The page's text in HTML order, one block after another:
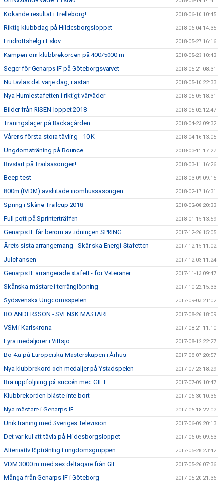
Kokande resultat i Trelleborg! 2018-06-10 10:45
Riktig klubbdag på Hildesborgsloppet 2018-06-04 14:35
Friidrottshelg i Eslöv 2018-05-27 16:16
Kampen om klubbrekorden på 400/5000 m 2018-05-23 10:43
Seger för Genarps IF på Göteborgsvarvet 2018-05-21 08:31
Nu tävlas det varje dag, nästan... 2018-05-10 22:33
Nya Humlestafetten i riktigt vårväder 2018-05-05 18:31
Bilder från RISEN-loppet 2018 2018-05-02 12:47
Träningsläger på Backagården 2018-04-23 09:32
Vårens första stora tävling - 10 K 2018-04-16 13:05
Ungdomsträning på Bounce 2018-03-11 17:27
Rivstart på Trailsäsongen! 2018-03-11 16:26
Beep-test 2018-03-09 09:15
800m (IVDM) avslutade inomhussäsongen 2018-02-17 16:31
Spring i Skåne Trailcup 2018 2018-02-08 20:33
Full pott på Sprinterträffen 2018-01-15 13:59
Genarps IF får beröm av tidningen SPRING 2017-12-26 15:05
Årets sista arrangemang - Skånska Energi-Stafetten 2017-12-15 11:02
Julchansen 2017-12-03 11:24
Genarps IF arrangerade stafett - för Veteraner 2017-11-13 09:47
Skånska mästare i terränglöpning 2017-10-22 15:33
Sydsvenska Ungdomsspelen 2017-09-03 21:02
BO ANDERSSON - SVENSK MÄSTARE! 2017-08-26 18:09
VSM i Karlskrona 2017-08-21 11:10
Fyra medaljörer i Vittsjö 2017-08-12 22:27
Bo 4:a på Europeiska Mästerskapen i Århus 2017-08-07 20:57
Nya klubbrekord och medaljer på Ystadspelen 2017-07-23 18:29
Bra uppföljning på succén med GIFT 2017-07-09 10:47
Klubbrekorden blåste inte bort 2017-06-30 10:36
Nya mästare i Genarps IF 2017-06-18 22:02
Unik träning med Sveriges Television 2017-06-09 20:13
Det var kul att tävla på Hildesborgsloppet 2017-06-05 09:53
Alternativ löpträning i ungdomsgruppen 2017-05-28 23:42
VDM 3000 m med sex deltagare från GIF 2017-05-26 07:36
Många från Genarps IF i Göteborg 2017-05-20 21:36